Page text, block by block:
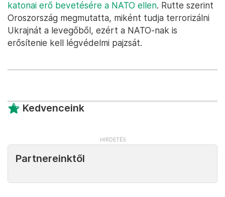
katonai erő bevetésére a NATO ellen. Rutte szerint
Oroszország megmutatta, miként tudja terrorizálni
Ukrajnát a levegőből, ezért a NATO-nak is
erősítenie kell légvédelmi pajzsát.
Kedvenceink
Partnereinktől